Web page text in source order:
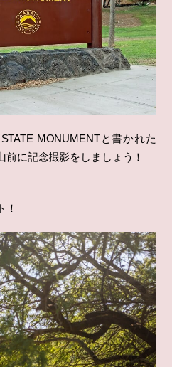
MONUMENTと書かれた
に記念撮影をしましょう！
！